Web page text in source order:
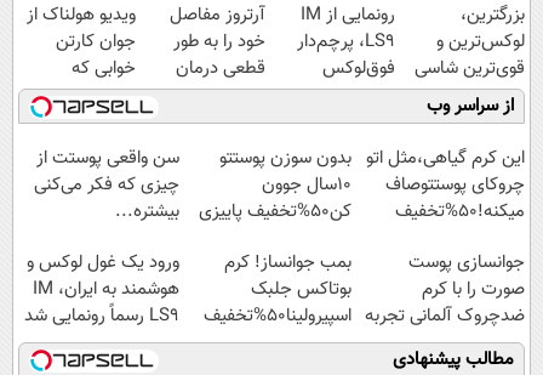
بزرگترین،
لوکس‌ترین و
قوی‌ترین شاسی
بلند EREV در در
ایران رونمایی
شد
رونمایی از IM
LS9، پرچم‌دار
فوق‌لوکس
EREV وارد بازار
ایران شد
آرتروز مفاصل
خود را به طور
قطعی درمان
کنید!
◗پرسش‌نامه◖
ویدیو هولناک از
جوان کارتن
خوابی که
میلیاردر شد.
آموزش رایگان
از سراسر وب
این کرم گیاهی،مثل اتو
چروکای پوستتوصاف
میکنه!50%تخفیف
بدون سوزن پوستتو
10سال جوون
کن50%تخفیف پاییزی
سن واقعی پوستت از
چیزی که فکر می‌کنی
بیشتره...
جوانسازی پوست
صورت را با کرم
ضدچروک آلمانی تجربه
کنید!
بمب جوانساز! کرم
بوتاکس جلبک
اسپیرولینا50%تخفیف
ورود یک غول لوکس و
هوشمند به ایران، IM
LS9 رسماً رونمایی شد
مطالب پیشنهادی